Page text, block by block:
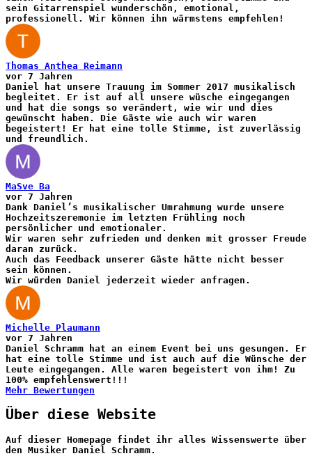
sein Gitarrenspiel wunderschön, emotional,
professionell. Wir können ihn wärmstens empfehlen!
Thomas Anthea Reimann
vor 7 Jahren
Daniel hat unsere Trauung im Sommer 2017 musikalisch
begleitet. Er ist auf all unsere wüsche eingegangen
und hat die songs so verändert, wie wir und dies
gewünscht haben. Die Gäste wie auch wir waren
begeistert! Er hat eine tolle Stimme, ist zuverlässig
und freundlich.
MaSve Ba
vor 7 Jahren
Dank Daniel’s musikalischer Umrahmung wurde unsere
Hochzeitszeremonie im letzten Frühling noch
persönlicher und emotionaler.
Wir waren sehr zufrieden und denken mit grosser Freude
daran zurück.
Auch das Feedback unserer Gäste hätte nicht besser
sein können.
Wir würden Daniel jederzeit wieder anfragen.
Michelle Plaumann
vor 7 Jahren
Daniel Schramm hat an einem Event bei uns gesungen. Er
hat eine tolle Stimme und ist auch auf die Wünsche der
Leute eingegangen. Alle waren begeistert von ihm! Zu
100% empfehlenswert!!!
Mehr Bewertungen
Über diese Website
Auf dieser Homepage findet ihr alles Wissenswerte über
den Musiker Daniel Schramm.